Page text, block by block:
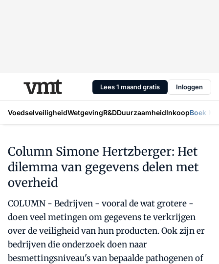
Lees 1 maand gratis Inloggen
VoedselveiligheidWetgevingR&DDuurzaamheidInkoopBoek
Column Simone Hertzberger: Het
dilemma van gegevens delen met
overheid
COLUMN - Bedrijven - vooral de wat grotere -
doen veel metingen om gegevens te verkrijgen
over de veiligheid van hun producten. Ook zijn er
bedrijven die onderzoek doen naar
besmettingsniveau's van bepaalde pathogenen of